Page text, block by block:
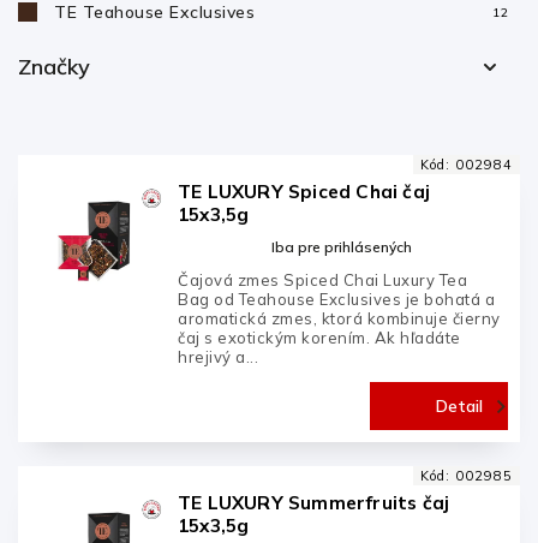
Značky
Royal Gastro
TE Teahouse Exclusives
TE Teahouse Exclusives 12
TE LUXURY Spiced Chai čaj
15x3,5g
Iba pre prihlásených
Detail
Čajová zmes Spiced Chai Luxury Tea
Bag od Teahouse Exclusives je bohatá a
aromatická zmes, ktorá kombinuje čierny
čaj s exotickým korením. Ak hľadáte
hrejivý a...
Kód: 002984
TE LUXURY Summerfruits čaj
15x3,5g
Kód: 002985